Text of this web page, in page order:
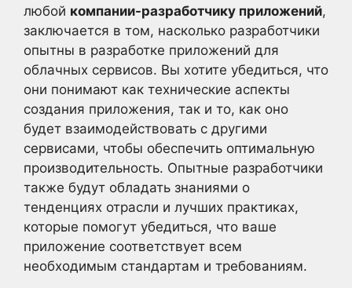
любой компании-разработчику приложений,
заключается в том, насколько разработчики
опытны в разработке приложений для
облачных сервисов. Вы хотите убедиться, что
они понимают как технические аспекты
создания приложения, так и то, как оно
будет взаимодействовать с другими
сервисами, чтобы обеспечить оптимальную
производительность. Опытные разработчики
также будут обладать знаниями о
тенденциях отрасли и лучших практиках,
которые помогут убедиться, что ваше
приложение соответствует всем
необходимым стандартам и требованиям.